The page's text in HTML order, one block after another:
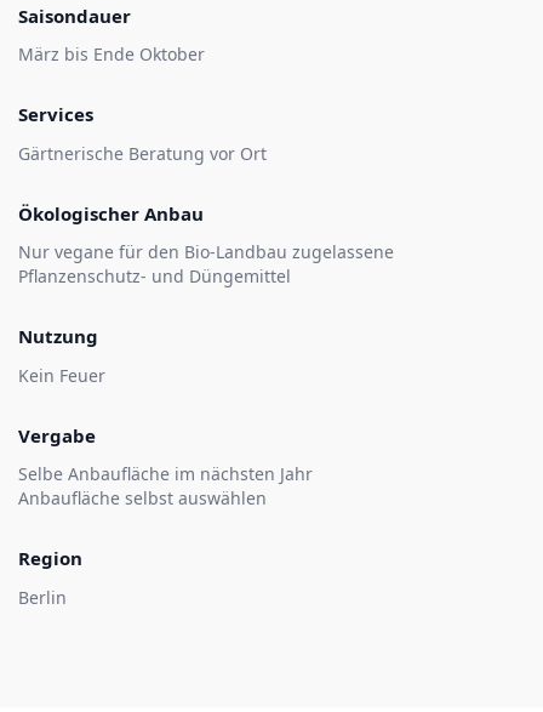
Saisondauer
März bis Ende Oktober
Services
Gärtnerische Beratung vor Ort
Ökologischer Anbau
Nur vegane für den Bio-Landbau zugelassene
Pflanzenschutz- und Düngemittel
Nutzung
Kein Feuer
Vergabe
Selbe Anbaufläche im nächsten Jahr
Anbaufläche selbst auswählen
Region
Berlin